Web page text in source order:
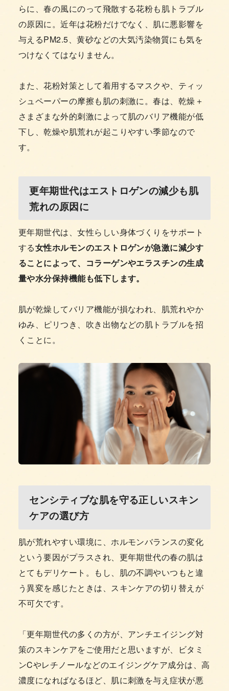
らに、春の風にのって飛散する花粉も肌トラブル
の原因に。近年は花粉だけでなく、肌に悪影響を
与えるPM2.5、黄砂などの大気汚染物質にも気を
つけなくてはなりません。
また、花粉対策として着用するマスクや、ティッ
シュペーパーの摩擦も肌の刺激に。春は、乾燥＋
さまざまな外的刺激によって肌のバリア機能が低
下し、乾燥や肌荒れが起こりやすい季節なので
す。
更年期世代はエストロゲンの減少も肌
荒れの原因に
更年期世代は、女性らしい身体づくりをサポート
する女性ホルモンのエストロゲンが急激に減少す
ることによって、コラーゲンやエラスチンの生成
量や水分保持機能も低下します。
肌が乾燥してバリア機能が損なわれ、肌荒れやか
ゆみ、ピリつき、吹き出物などの肌トラブルを招
くことに。
センシティブな肌を守る正しいスキン
ケアの選び方
肌が荒れやすい環境に、ホルモンバランスの変化
という要因がプラスされ、更年期世代の春の肌は
とてもデリケート。もし、肌の不調やいつもと違
う異変を感じたときは、スキンケアの切り替えが
不可欠です。
「更年期世代の多くの方が、アンチエイジング対
策のスキンケアをご使用だと思いますが、ビタミ
ンCやレチノールなどのエイジングケア成分は、高
濃度になればなるほど、肌に刺激を与え症状が悪